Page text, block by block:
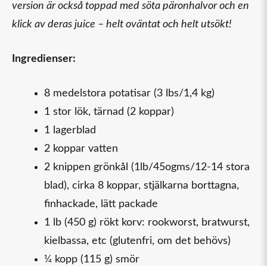
version är också toppad med söta päronhalvor och en
klick av deras juice – helt oväntat och helt utsökt!
Ingredienser:
8 medelstora potatisar (3 lbs/1,4 kg)
1 stor lök, tärnad (2 koppar)
1 lagerblad
2 koppar vatten
2 knippen grönkål (1lb/45ogms/12-14 stora
blad), cirka 8 koppar, stjälkarna borttagna,
finhackade, lätt packade
1 lb (450 g) rökt korv: rookworst, bratwurst,
kielbassa, etc (glutenfri, om det behövs)
¼ kopp (115 g) smör